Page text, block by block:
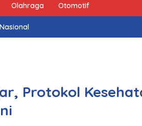
Olahraga Otomotif
Nasional
Protokol